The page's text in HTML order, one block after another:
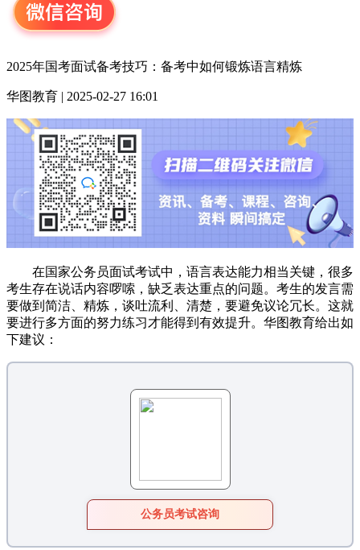
2025年国考面试备考技巧：备考中如何锻炼语言精炼
华图教育 | 2025-02-27 16:01
在国家公务员面试考试中，语言表达能力相当关键，很多
考生存在说话内容啰嗦，缺乏表达重点的问题。考生的发言需
要做到简洁、精炼，谈吐流利、清楚，要避免议论冗长。这就
要进行多方面的努力练习才能得到有效提升。华图教育给出如
下建议：
公务员考试咨询